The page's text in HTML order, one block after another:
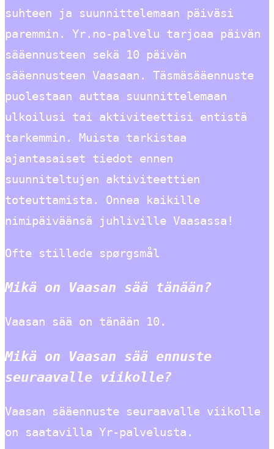
suhteen ja suunnittelemaan päiväsi
paremmin. Yr.no-palvelu tarjoaa päivän
sääennusteen sekä 10 päivän
sääennusteen Vaasaan. Täsmäsääennuste
puolestaan auttaa suunnittelemaan
ulkoilusi tai aktiviteettisi entistä
tarkemmin. Muista tarkistaa
ajantasaiset tiedot ennen
suunniteltujen aktiviteettien
toteuttamista. Onnea kaikille
nimipäiväänsä juhliville Vaasassa!
Ofte stillede spørgsmål
Mikä on Vaasan sää tänään?
Vaasan sää on tänään 10.
Mikä on Vaasan sää ennuste
seuraavalle viikolle?
Vaasan sääennuste seuraavalle viikolle
on saatavilla Yr-palvelusta.